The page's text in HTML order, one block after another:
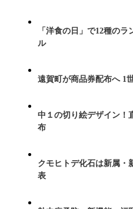
「洋食の日」で12種の
ル
遠賀町が商品券配布へ 1
中１の切り絵デザイン！
布
クモヒトデ化石は新属
表